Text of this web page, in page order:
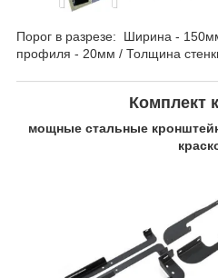
Порог в разрезе: Ширина -
профиля - 20мм / Толщина
Комплект
мощные стальные